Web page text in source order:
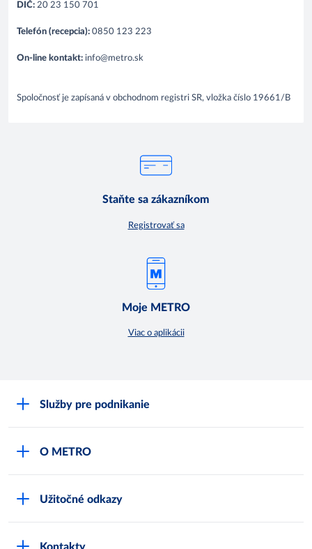
DIČ: 20 23 150 701
Telefón (recepcia): 0850 123 223
On-line kontakt: info@metro.sk
Spoločnosť je zapísaná v obchodnom registri SR, vložka číslo 19661/B
Staňte sa zákazníkom
Registrovať sa
Moje METRO
Viac o aplikácii
Služby pre podnikanie
Track & trace
O METRO
Užitočné odkazy